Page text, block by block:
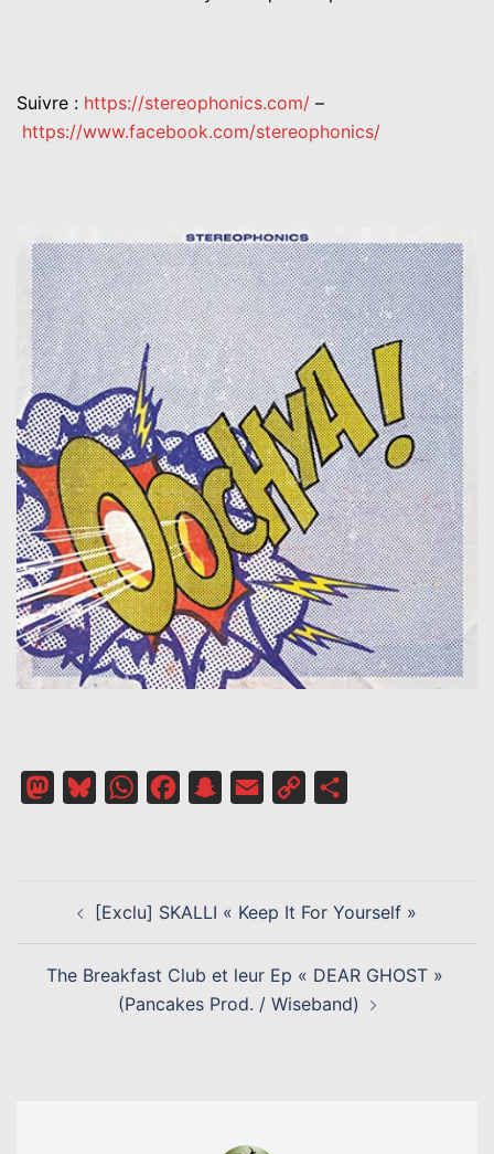
Suivre : https://stereophonics.com/ –
https://www.facebook.com/stereophonics/
MastodonBlueskyWhatsAppFacebookSnapchat
Email
Copy
D’ARTICLE[Exclu] SKALLI « Keep It For Yourself »
The Breakfast Club et leur Ep « DEAR GHOST »
(Pancakes Prod. / Wiseband)